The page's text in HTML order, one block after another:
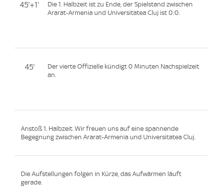
45'+1'
Die 1. Halbzeit ist zu Ende, der Spielstand zwischen
Ararat-Armenia und Universitatea Cluj ist 0:0.
45'
Der vierte Offizielle kündigt 0 Minuten Nachspielzeit
an.
Anstoß 1. Halbzeit. Wir freuen uns auf eine spannende
Begegnung zwischen Ararat-Armenia und Universitatea Cluj.
Die Aufstellungen folgen in Kürze, das Aufwärmen läuft
gerade.